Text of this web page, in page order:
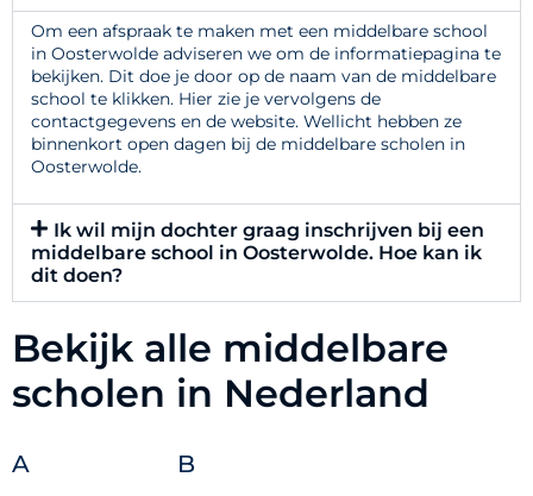
Om een afspraak te maken met een middelbare school
in Oosterwolde adviseren we om de informatiepagina te
bekijken. Dit doe je door op de naam van de middelbare
school te klikken. Hier zie je vervolgens de
contactgegevens en de website. Wellicht hebben ze
binnenkort open dagen bij de middelbare scholen in
Oosterwolde.
Ik wil mijn dochter graag inschrijven bij een
middelbare school in Oosterwolde. Hoe kan ik
dit doen?
Bekijk alle middelbare
scholen in Nederland
A B